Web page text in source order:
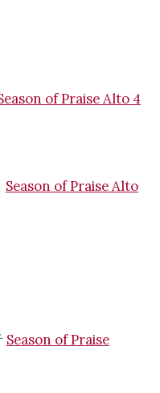
of Praise Alto 4
Season of Praise Alto
Season of Praise